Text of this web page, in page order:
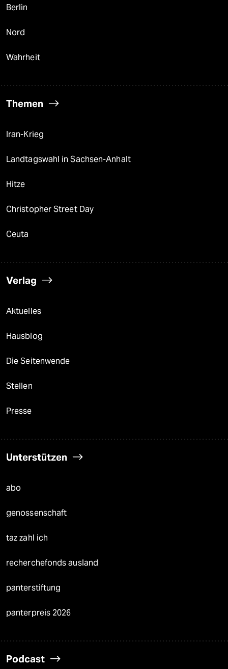
Berlin
Nord
Wahrheit
Themen
Iran-Krieg
Landtagswahl in Sachsen-Anhalt
Hitze
Christopher Street Day
Ceuta
Verlag
Aktuelles
Hausblog
Die Seitenwende
Stellen
Presse
Unterstützen
abo
genossenschaft
taz zahl ich
recherchefonds ausland
panterstiftung
panterpreis 2026
Podcast